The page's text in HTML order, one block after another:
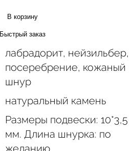
В корзину
Быстрый заказ
лабрадорит, нейзильбер,
посеребрение, кожаный
шнур
натуральный камень
Размеры подвески: 10*3,5
мм. Длина шнурка: по
желанию.